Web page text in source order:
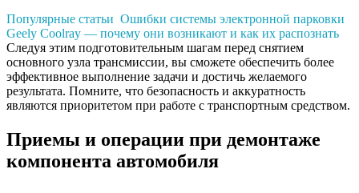
Популярные статьи Ошибки системы электронной парковки
Geely Coolray — почему они возникают и как их распознать
Следуя этим подготовительным шагам перед снятием
основного узла трансмиссии, вы сможете обеспечить более
эффективное выполнение задачи и достичь желаемого
результата. Помните, что безопасность и аккуратность
являются приоритетом при работе с транспортным средством.
Приемы и операции при демонтаже
компонента автомобиля